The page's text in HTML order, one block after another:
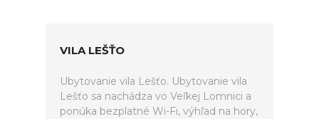
VILA LEŠŤO
Ubytovanie vila Lešťo. Ubytovanie vila
Lešťo sa nachádza vo Veľkej Lomnici a
ponúka bezplatné Wi-Fi, výhľad na hory,